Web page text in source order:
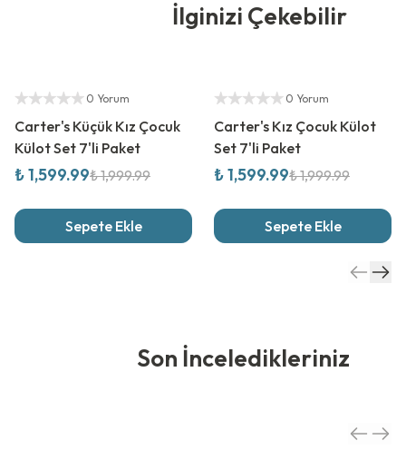
İlginizi Çekebilir
Yetkili Satıcı
0 Yorum
Carter's Küçük Kız Çocuk
Külot Set 7'li Paket
₺ 1,599.99₺ 1,999.99
Sepete Ekle
Yetkili Satıcı
0 Yorum
Carter's Kız Çocuk Külot
Set 7'li Paket
₺ 1,599.99₺ 1,999.99
Sepete Ekle
Son İnceledikleriniz